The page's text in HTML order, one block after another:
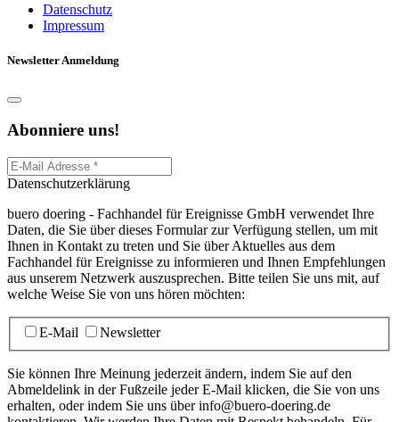
Datenschutz
Impressum
Newsletter Anmeldung
Abonniere uns!
Datenschutzerklärung
buero doering - Fachhandel für Ereignisse GmbH verwendet Ihre
Daten, die Sie über dieses Formular zur Verfügung stellen, um mit
Ihnen in Kontakt zu treten und Sie über Aktuelles aus dem
Fachhandel für Ereignisse zu informieren und Ihnen Empfehlungen
aus unserem Netzwerk auszusprechen. Bitte teilen Sie uns mit, auf
welche Weise Sie von uns hören möchten:
E-Mail Newsletter
Sie können Ihre Meinung jederzeit ändern, indem Sie auf den
Abmeldelink in der Fußzeile jeder E-Mail klicken, die Sie von uns
erhalten, oder indem Sie uns über info@buero-doering.de